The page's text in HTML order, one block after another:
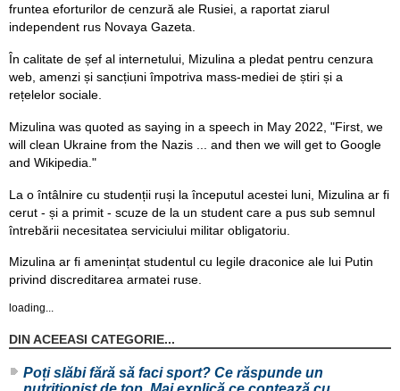
fruntea eforturilor de cenzură ale Rusiei, a raportat ziarul
independent rus Novaya Gazeta.
În calitate de șef al internetului, Mizulina a pledat pentru cenzura
web, amenzi și sancțiuni împotriva mass-mediei de știri și a
rețelelor sociale.
Mizulina was quoted as saying in a speech in May 2022, "First, we
will clean Ukraine from the Nazis ... and then we will get to Google
and Wikipedia."
La o întâlnire cu studenții ruși la începutul acestei luni, Mizulina ar fi
cerut - și a primit - scuze de la un student care a pus sub semnul
întrebării necesitatea serviciului militar obligatoriu.
Mizulina ar fi amenințat studentul cu legile draconice ale lui Putin
privind discreditarea armatei ruse.
loading...
DIN ACEEASI CATEGORIE...
Poți slăbi fără să faci sport? Ce răspunde un